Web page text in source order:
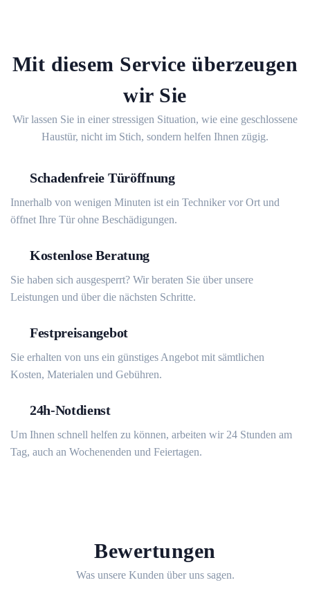
Mit diesem Service überzeugen
wir Sie
Wir lassen Sie in einer stressigen Situation, wie eine geschlossene
Haustür, nicht im Stich, sondern helfen Ihnen zügig.
Schadenfreie Türöffnung
Innerhalb von wenigen Minuten ist ein Techniker vor Ort und
öffnet Ihre Tür ohne Beschädigungen.
Kostenlose Beratung
Sie haben sich ausgesperrt? Wir beraten Sie über unsere
Leistungen und über die nächsten Schritte.
Festpreisangebot
Sie erhalten von uns ein günstiges Angebot mit sämtlichen
Kosten, Materialen und Gebühren.
24h-Notdienst
Um Ihnen schnell helfen zu können, arbeiten wir 24 Stunden am
Tag, auch an Wochenenden und Feiertagen.
Bewertungen
Was unsere Kunden über uns sagen.